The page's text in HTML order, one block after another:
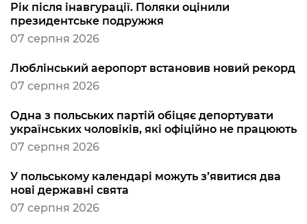
Рік після інавгурації. Поляки оцінили
президентське подружжя
07 серпня 2026
Люблінський аеропорт встановив новий рекорд
07 серпня 2026
Одна з польських партій обіцяє депортувати
українських чоловіків, які офіційно не працюють
07 серпня 2026
У польському календарі можуть з’явитися два
нові державні свята
07 серпня 2026